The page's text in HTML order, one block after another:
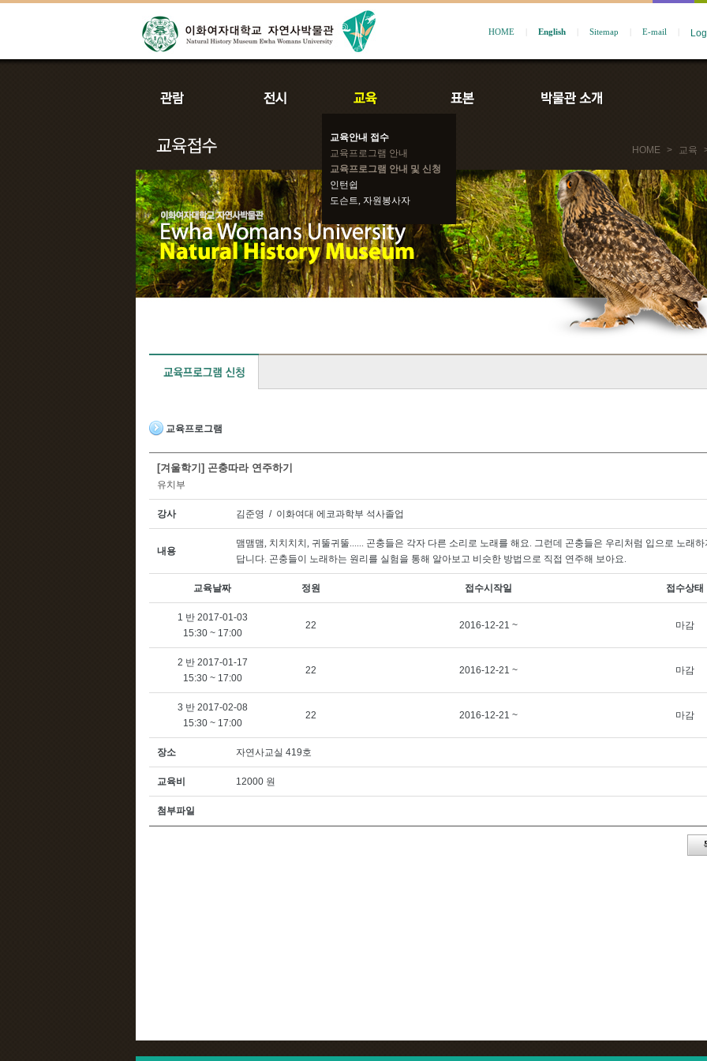
HOME English Sitemap E-mail
교육안내 접수
교육프로그램 안내
교육프로그램 안내 및 신청
인턴쉽
도슨트, 자원봉사자
HOME > 교육
교육프로그램
[겨울학기] 곤충따라 연주하기
유치부
강사 김준영 / 이화여대 에코과학부 석사졸업
내용
맴맴맴, 치치치치 , 귀뚤귀뚤...... 곤충들은 각자 다른 소리로 노래를 해요. 그런데 곤충들은 우리처럼 입으로 노래하
답니다. 곤충들이 노래하는 원리를 실험을 통해 알아보고 비슷한 방법으로 직접 연주해 보아요.
교육날짜 정원 접수시작일 접수상태
1 반 2017-01-03
15:30 ~ 17:00
22 2016-12-21 ~ 마감
2 반 2017-01-17
15:30 ~ 17:00
22 2016-12-21 ~ 마감
3 반 2017-02-08
15:30 ~ 17:00
22 2016-12-21 ~ 마감
장소 자연사교실 419호
교육비 12000 원
첨부파일